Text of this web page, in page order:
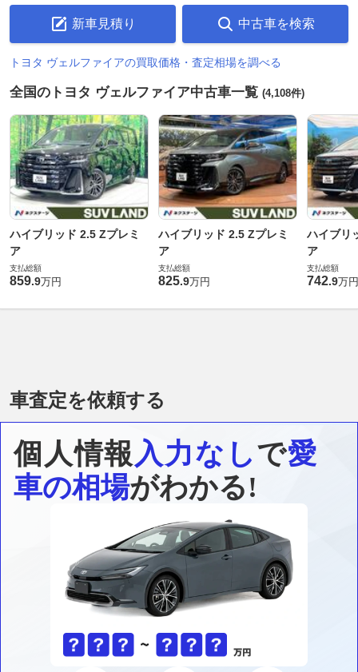
新車見積り 中古車を検索
トヨタ ヴェルファイアの買取価格・査定相場を調べる
全国のトヨタ ヴェルファイア中古車一覧 (4,108件)
ハイブリッド 2.5 Zプレミ
ア
支払総額
859.9万円
ハイブリッド 2.5 Zプレミ
ア
支払総額
825.9万円
ハイブリ
ア
支払総額
742.9万円
車査定を依頼する
個人情報 入力なしで愛
車の相場がわかる!